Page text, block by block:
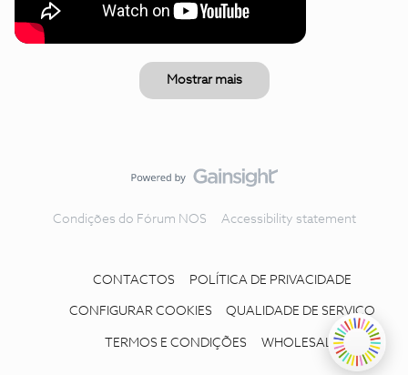
Mostrar mais
Condições do Fórum NOS Accessibility statement
CONTACTOS POLÍTICA DE PRIVACIDADE
CONFIGURAR COOKIES QUALIDADE DE SERVIÇO
TERMOS E CONDIÇÕES WHOLESALE